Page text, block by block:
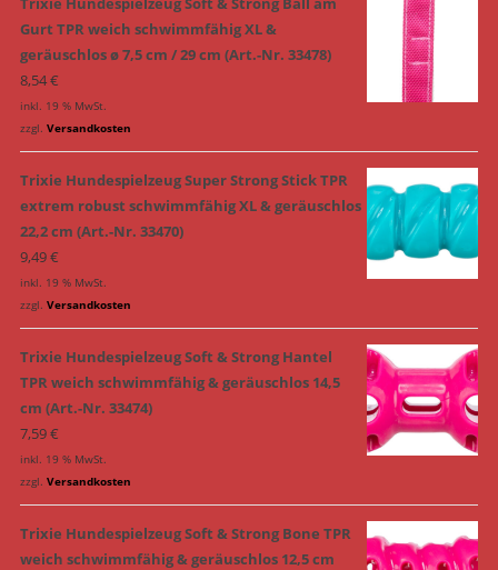
Gurt TPR weich schwimmfähig XL &
geräuschlos ø 7,5 cm / 29 cm (Art.-Nr. 33478)
8,54€
inkl. 19 % MwSt.
zzgl. Versandkosten
Trixie Hundespielzeug Super Strong Stick TPR
extrem robust schwimmfähig XL & geräuschlos
22,2 cm (Art.-Nr. 33470)
9,49€
inkl. 19 % MwSt.
zzgl. Versandkosten
Trixie Hundespielzeug Soft & Strong Hantel
TPR weich schwimmfähig & geräuschlos 14,5
cm (Art.-Nr. 33474)
7,59€
inkl. 19 % MwSt.
zzgl. Versandkosten
Trixie Hundespielzeug Soft & Strong Bone TPR
weich schwimmfähig & geräuschlos 12,5 cm